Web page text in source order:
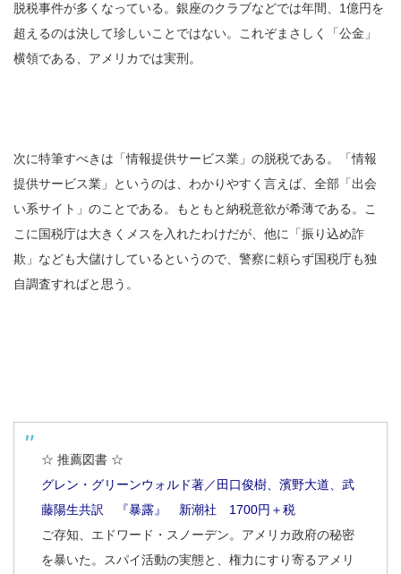
脱税事件が多くなっている。銀座のクラブなどでは年間、1億円を
超えるのは決して珍しいことではない。これぞまさしく「公金」
横領である、アメリカでは実刑。
次に特筆すべきは「情報提供サービス業」の脱税である。「情報
提供サービス業」というのは、わかりやすく言えば、全部「出会
い系サイト」のことである。もともと納税意欲が希薄である。こ
こに国税庁は大きくメスを入れたわけだが、他に「振り込め詐
欺」なども大儲けしているというので、警察に頼らず国税庁も独
自調査すればと思う。
☆ 推薦図書 ☆
グレン・グリーンウォルド著／田口俊樹、濱野大道、武
藤陽生共訳 『暴露』 新潮社 1700円＋税
ご存知、エドワード・スノーデン。アメリカ政府の秘密
を暴いた。スパイ活動の実態と、権力にすり寄るアメリ